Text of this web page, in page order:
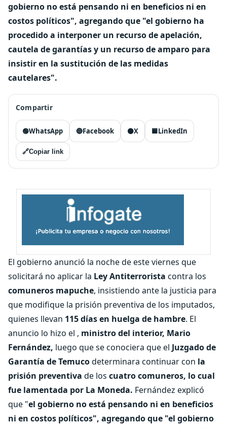
gobierno no está pensando ni en beneficios ni en
costos políticos", agregando que "el gobierno ha
procedido a interponer un recurso de apelación,
cautela de garantías y un recurso de amparo para
insistir en la sustitución de las medidas
cautelares".
Compartir
🟢WhatsApp 🔵Facebook ⚫X 🟦LinkedIn
🔗Copiar link
El gobierno anunció la noche de este viernes que
solicitará no aplicar la LeyAntiterrorista contra los
comuneros mapuche, insistiendo ante la justicia para
que modifique la prisión preventiva de los imputados,
quienes llevan 115 días en huelga de hambre. El
anuncio lo hizo el , ministro del interior, Mario
Fernández, luego que se conociera que el Juzgado de
Garantía de Temucodeterminara continuar con la
prisión preventiva de los cuatro comuneros, lo cual
fue lamentada por La Moneda. Fernández explicó
que "el gobierno no está pensando ni en beneficios
ni en costos políticos", agregando que "el gobierno